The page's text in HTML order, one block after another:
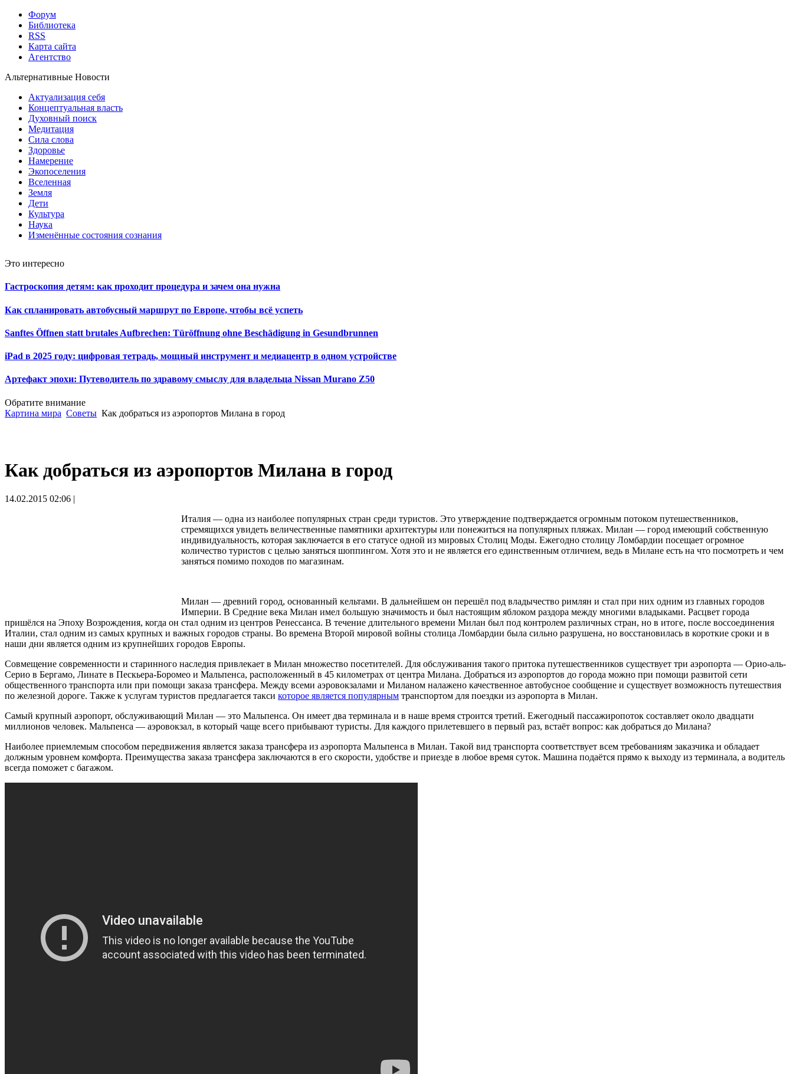
Форум
Библиотека
RSS
Карта сайта
Агентство
Альтернативные Новости
Актуализация себя
Концептуальная власть
Духовный поиск
Медитация
Сила слова
Здоровье
Намерение
Экопоселения
Вселенная
Земля
Дети
Культура
Наука
Изменённые состояния сознания
Это интересно
Гастроскопия детям: как проходит процедура и зачем она нужна
Как спланировать автобусный маршрут по Европе, чтобы всё успеть
Sanftes Öffnen statt brutales Aufbrechen: Türöffnung ohne Beschädigung in Gesundbrunnen
iPad в 2025 году: цифровая тетрадь, мощный инструмент и медиацентр в одном устройстве
Артефакт эпохи: Путеводитель по здравому смыслу для владельца Nissan Murano Z50
Обратите внимание
Картина мира Советы Как добраться из аэропортов Милана в город
Как добраться из аэропортов Милана в город
14.02.2015 02:06 |
Италия — одна из наиболее популярных стран среди туристов. Это утверждение подтверждается огромным потоком путешественников,
стремящихся увидеть величественные памятники архитектуры или понежиться на популярных пляжах. Милан — город имеющий собственную
индивидуальность, которая заключается в его статусе одной из мировых Столиц Моды. Ежегодно столицу Ломбардии посещает огромное
количество туристов с целью заняться шоппингом. Хотя это и не является его единственным отличием, ведь в Милане есть на что посмотреть и чем
заняться помимо походов по магазинам.
Милан — древний город, основанный кельтами. В дальнейшем он перешёл под владычество римлян и стал при них одним из главных городов
Империи. В Средние века Милан имел большую значимость и был настоящим яблоком раздора между многими владыками. Расцвет города
пришёлся на Эпоху Возрождения, когда он стал одним из центров Ренессанса. В течение длительного времени Милан был под контролем различных стран, но в итоге, после воссоединения
Италии, стал одним из самых крупных и важных городов страны. Во времена Второй мировой войны столица Ломбардии была сильно разрушена, но восстановилась в короткие сроки и в
наши дни является одним из крупнейших городов Европы.
Совмещение современности и старинного наследия привлекает в Милан множество посетителей. Для обслуживания такого притока путешественников существует три аэропорта — Орио-аль-
Серио в Бергамо, Линате в Пескьера-Боромео и Мальпенса, расположенный в 45 километрах от центра Милана. Добраться из аэропортов до города можно при помощи развитой сети
общественного транспорта или при помощи заказа трансфера. Между всеми аэровокзалами и Миланом налажено качественное автобусное сообщение и существует возможность путешествия
по железной дороге. Также к услугам туристов предлагается такси которое является популярным транспортом для поездки из аэропорта в Милан.
Самый крупный аэропорт, обслуживающий Милан — это Мальпенса. Он имеет два терминала и в наше время строится третий. Ежегодный пассажиропоток составляет около двадцати
миллионов человек. Мальпенса — аэровокзал, в который чаще всего прибывают туристы. Для каждого прилетевшего в первый раз, встаёт вопрос: как добраться до Милана?
Наиболее приемлемым способом передвижения является заказа трансфера из аэропорта Мальпенса в Милан. Такой вид транспорта соответствует всем требованиям заказчика и обладает
должным уровнем комфорта. Преимущества заказа трансфера заключаются в его скорости, удобстве и приезде в любое время суток. Машина подаётся прямо к выходу из терминала, а водитель
всегда поможет с багажом.